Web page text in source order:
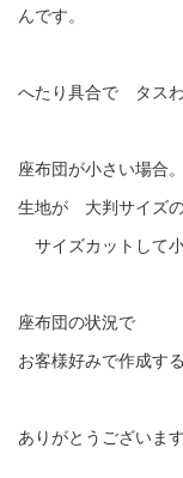
んです。
へたり具合で タスわ
座布団が小さい場合。
生地が 大判サイズの
サイズカットして
座布団の状況で
お客様好みで作成す
ありがとうございます